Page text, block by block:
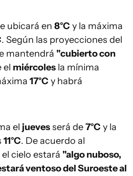
ubicará en 8°C y la máxima
. Según las proyecciones del
mantendrá "cubierto con
el miércoles la mínima
17°C y habrá
el juevesserá de7°C y la
11°C. De acuerdo al
cielo estará "algo nuboso,
ventoso del Suroeste al